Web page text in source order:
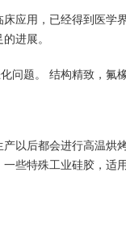
应用，已经得到医学
进展。
问题。 结构精致，氟
以后都会进行高温烘
些特殊工业硅胶，适